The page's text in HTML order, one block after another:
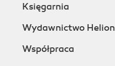
Księgarnia
Wydawnictwo Helion
Współpraca